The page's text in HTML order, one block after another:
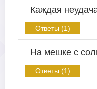
Каждая
Ответы (1)
На мешке с
Ответы (1)